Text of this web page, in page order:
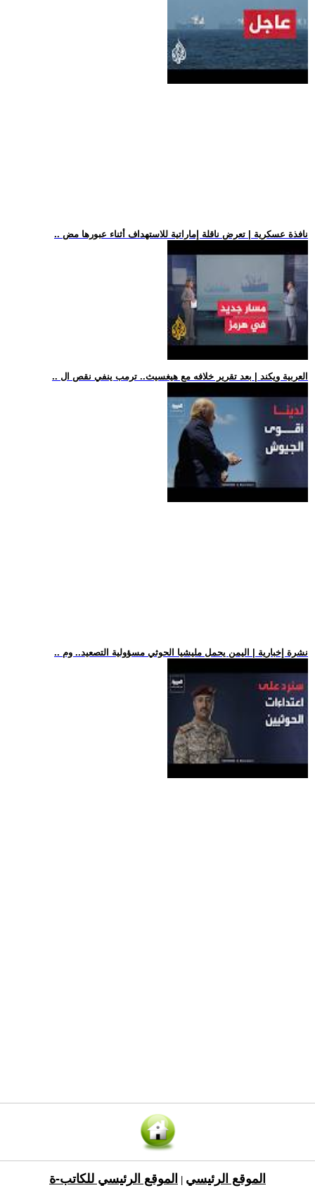
.. نافذة عسكرية | تعرض ناقلة إماراتية للاستهداف أثناء عبورها مض
.. العربية ويكند | بعد تقرير خلافه مع هيغسيث.. ترمب ينفي نقص ال
.. نشرة إخبارية | اليمن يحمل مليشيا الحوثي مسؤولية التصعيد.. وم
الموقع الرئيسي الموقع الرئيسي للكاتب-ة